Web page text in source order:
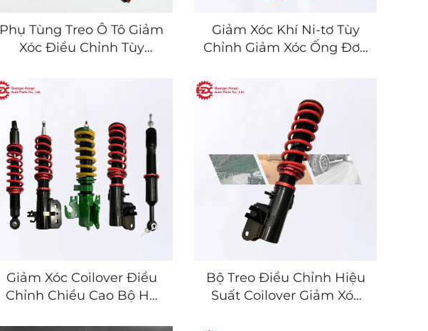
Phụ Tùng Treo Ô Tô Giảm
Xóc Điều Chỉnh Tùy
Giảm Xóc Khí Ni-tơ Tùy
Chỉnh Giảm Xóc Ống Đơn
Giảm Xóc Coilover Điều
Chỉnh Chiều Cao Bộ Hạ
Bộ Treo Điều Chỉnh Hiệu
Suất Coilover Giảm Xóc